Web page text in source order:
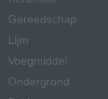
Gereedschap
Lijm
Voegmiddel
Ondergrond